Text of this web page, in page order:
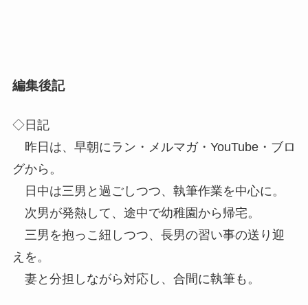
編集後記
◇日記
昨日は、早朝にラン・メルマガ・YouTube・ブロ
グから。
日中は三男と過ごしつつ、執筆作業を中心に。
次男が発熱して、途中で幼稚園から帰宅。
三男を抱っこ紐しつつ、長男の習い事の送り迎
えを。
妻と分担しながら対応し、合間に執筆も。